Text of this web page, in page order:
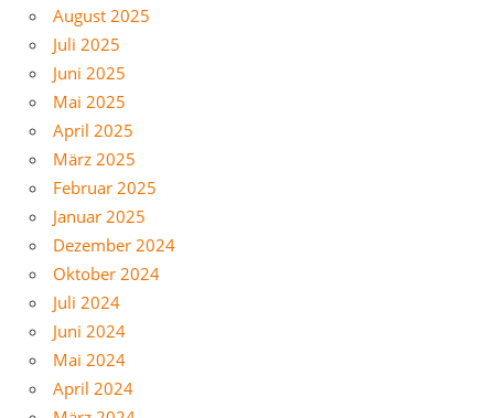
August 2025
Juli 2025
Juni 2025
Mai 2025
April 2025
März 2025
Februar 2025
Januar 2025
Dezember 2024
Oktober 2024
Juli 2024
Juni 2024
Mai 2024
April 2024